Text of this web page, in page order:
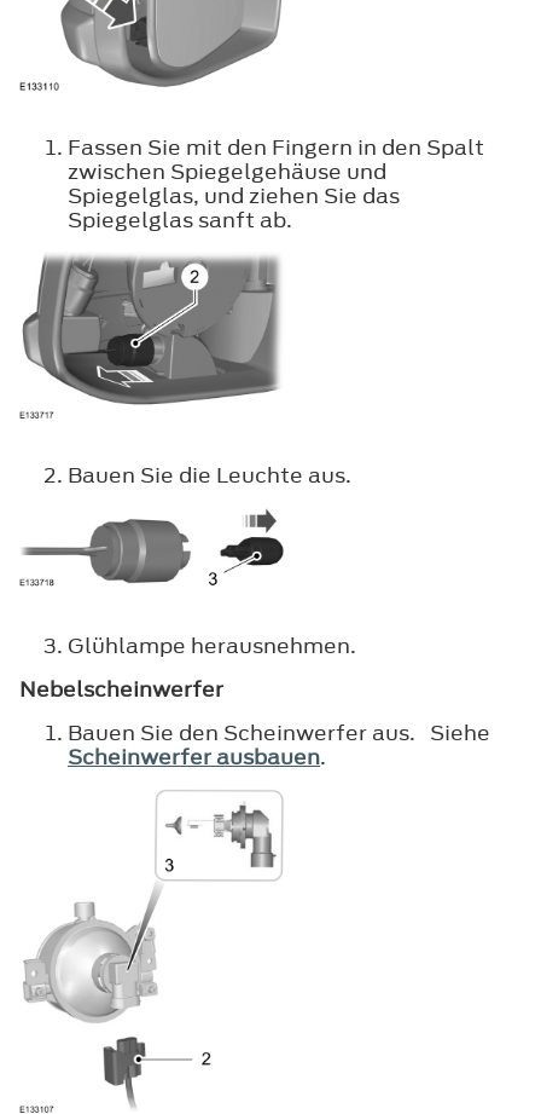
Fassen Sie mit den Fingern in den Spalt
zwischen Spiegelgehäuse und
Spiegelglas, und ziehen Sie das
Spiegelglas sanft ab.
Bauen Sie die Leuchte aus.
Glühlampe herausnehmen.
Nebelscheinwerfer
Bauen Sie den Scheinwerfer aus. Siehe
Scheinwerfer ausbauen.